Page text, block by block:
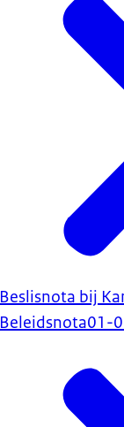
Beslisnota bij
Beleidsnota01-